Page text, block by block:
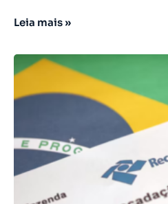
Leia mais »